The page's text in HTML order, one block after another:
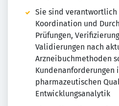
Sie sind verantwortlich
Koordination und
Prüfungen,
Validierungen nach
Arzneibuchmethoden
Kundenanforderungen
pharmazeutischen
Entwicklungsanalytik